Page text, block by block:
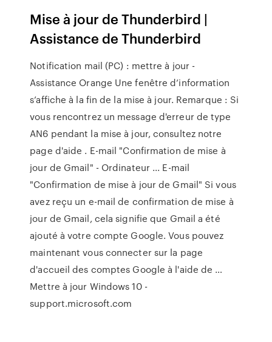
Mise à jour de Thunderbird |
Assistance de Thunderbird
Notification mail (PC) : mettre à jour -
Assistance Orange Une fenêtre d’information
s’affiche à la fin de la mise à jour. Remarque : Si
vous rencontrez un message d'erreur de type
AN6 pendant la mise à jour, consultez notre
page d'aide . E-mail "Confirmation de mise à
jour de Gmail" - Ordinateur ... E-mail
"Confirmation de mise à jour de Gmail" Si vous
avez reçu un e-mail de confirmation de mise à
jour de Gmail, cela signifie que Gmail a été
ajouté à votre compte Google. Vous pouvez
maintenant vous connecter sur la page
d'accueil des comptes Google à l'aide de …
Mettre à jour Windows 10 -
support.microsoft.com